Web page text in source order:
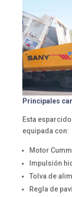
Principales
Esta
equipada con:
Motor
Impulsión
Tolva de
Regla de